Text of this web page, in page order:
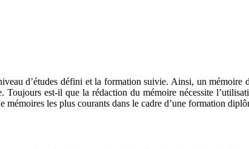
d’études défini et la formation suivie. Ainsi, un mémoire
est-il que la rédaction du mémoire nécessite
les plus courants dans le cadre d’une formation